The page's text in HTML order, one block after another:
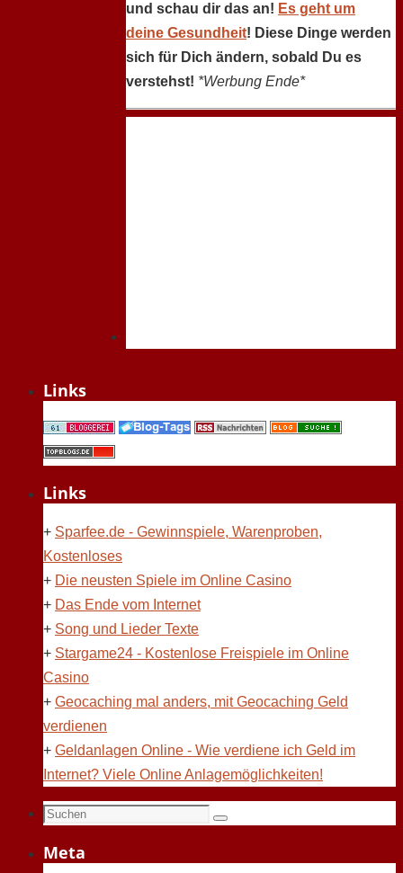
und schau dir das an! Es geht um
deine Gesundheit! Diese Dinge werden
sich für Dich ändern, sobald Du es
verstehst! *Werbung Ende*
Links
Links
+ Sparfee.de - Gewinnspiele, Warenproben,
Kostenloses
+ Die neusten Spiele im Online Casino
+ Das Ende vom Internet
+ Song und Lieder Texte
+ Stargame24 - Kostenlose Freispiele im Online
Casino
+ Geocaching mal anders, mit Geocaching Geld
verdienen
+ Geldanlagen Online - Wie verdiene ich Geld im
Internet? Viele Online Anlagemöglichkeiten!
Suchen
Suchen
Meta